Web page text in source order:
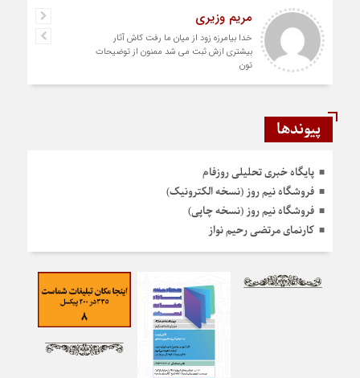
مریم وزیری
خدا بیامرزه زود از میان ما رفت کاش آثار
بیشتری ازش ثبت می شد ممنون از توضیحات
تون
پیوندها
پایگاه خبری تحلیلی روزفام
فروشگاه نیم روز (نسخه الکترونیک)
فروشگاه نیم روز (نسخه چاپی)
کارنمای مرتضی رحیم نواز